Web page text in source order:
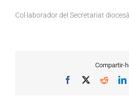
Col·laborador del Secretariat
Compartir-
Facebook Reddit